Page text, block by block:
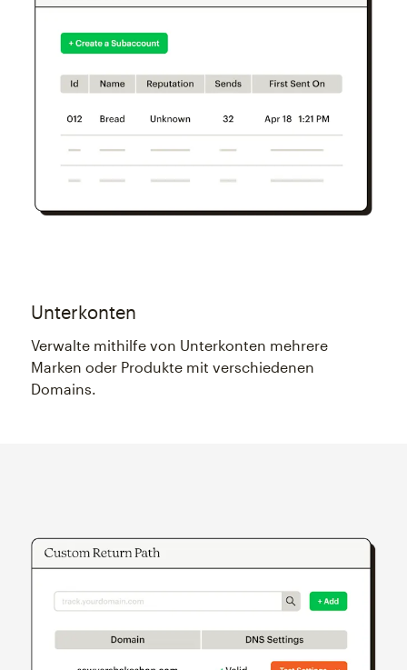
Unterkonten
Verwalte mithilfe von Unterkonten mehrere
Marken oder Produkte mit verschiedenen
Domains.